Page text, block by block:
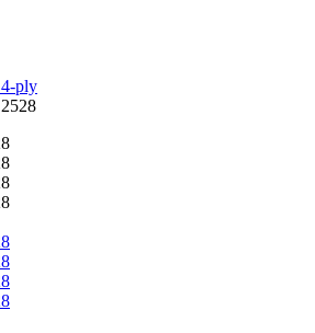
ply